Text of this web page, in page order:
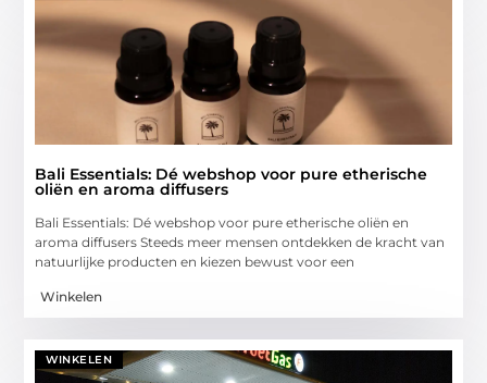
Bali Essentials: Dé webshop voor pure etherische
oliën en aroma diffusers
Bali Essentials: Dé webshop voor pure etherische oliën en
aroma diffusers Steeds meer mensen ontdekken de kracht van
natuurlijke producten en kiezen bewust voor een
Winkelen
WINKELEN